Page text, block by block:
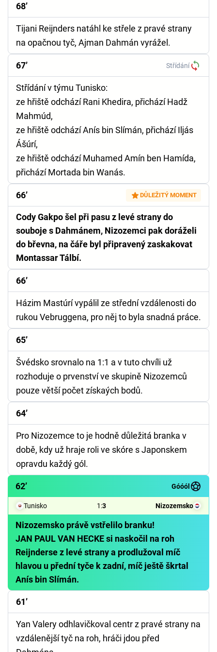
68’
Tijani Reijnders natáhl ke střele z pravé strany
na opačnou tyč, Ajman Dahmán vyrážel.
67’ Střídání
Střídání v týmu Tunisko:
ze hřiště odchází Rani Khedira, přichází Hadž
Mahmúd,
ze hřiště odchází Anís bin Slímán, přichází Iljás
Ášúrí,
ze hřiště odchází Muhamed Amín ben Hamída,
přichází Mortada bin Wanás.
66’ DŮLEŽITÝ MOMENT
Cody Gakpo šel při pasu z levé strany do
souboje s Dahmánem, Nizozemci pak doráželi
do břevna, na čáře byl připravený zaskakovat
Montassar Tálbí.
66’
Házim Mastúrí vypálil ze střední vzdálenosti do
rukou Vebruggena, pro něj to byla snadná práce.
65’
Švédsko srovnalo na 1:1 a v tuto chvíli už
rozhoduje o prvenství ve skupině Nizozemců
pouze větší počet získaých bodů.
64’
Pro Nizozemce to je hodně důležitá branka v
době, kdy už hraje roli ve skóre s Japonskem
opravdu každý gól.
62’ Góóól
Tunisko 1 :3 Nizozemsko
Nizozemsko právě vstřelilo branku!
JAN PAUL VAN HECKE si naskočil na roh
Reijnderse z levé strany a prodlužoval míč
hlavou u přední tyče k zadní, míč ještě škrtal
Anís bin Slímán.
61’
Yan Valery odhlavičkoval centr z pravé strany na
vzdálenější tyč na roh, hráči jdou před